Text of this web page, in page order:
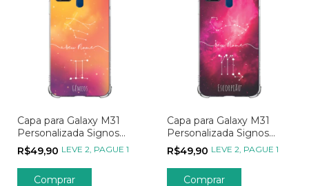
Capa para Galaxy M31
Personalizada Signos
Constelação de Gêmeos
R$49,90 LEVE 2, PAGUE 1
Capa para Galaxy M31
Personalizada Signos
Constelação de Escorpião
R$49,90 LEVE 2, PAGUE 1